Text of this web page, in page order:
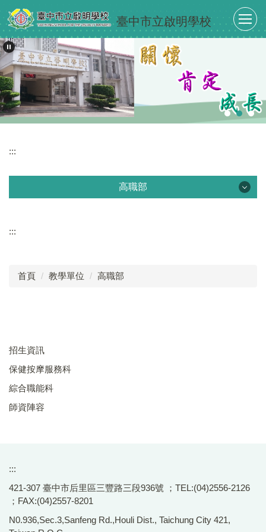
跳
到
主
要
內
容
區
臺中市立啟明學校
:::
高職部
:::
首頁 教學單位 高職部
招生資訊
保健按摩服務科
綜合職能科
師資陣容
:::
421-307 臺中市后里區三豐路三段936號 ；TEL:(04)2556-2126
；FAX:(04)2557-8201
N0.936,Sec.3,Sanfeng Rd.,Houli Dist., Taichung City 421,